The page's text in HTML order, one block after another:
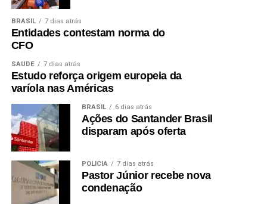
BRASIL 7 dias atrás
Entidades contestam norma do
CFO
SAÚDE 7 dias atrás
Estudo reforça origem europeia da
varíola nas Américas
BRASIL 6 dias atrás
Ações do Santander Brasil
disparam após oferta
POLÍCIA 7 dias atrás
Pastor Júnior recebe nova
condenação